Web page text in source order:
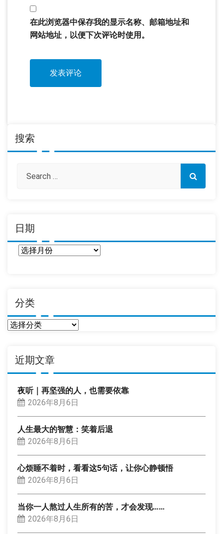
在此浏览器中保存我的显示名称、邮箱地址和
网站地址，以便下次评论时使用。
搜索
日期
分类
分
近期文章
夜听｜再坚强的人，也需要依靠
2026年8月6日
人生最大的智慧：笑着后退
2026年8月6日
心烦睡不着时，看看这5句话，让你心静顿悟
2026年8月6日
当你一人熬过人生所有的苦，才会发现……
2026年8月6日